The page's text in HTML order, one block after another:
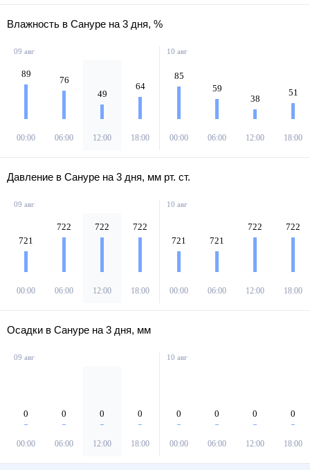
Влажность в Сануре на 3 дня, %
09 авг
89
00:00
76
06:00
49
12:00
64
18:00
10 авг
85
00:00
59
06:00
38
12:00
51
18:00
Давление в Сануре на 3 дня, мм рт. ст.
09 авг
721
00:00
722
06:00
722
12:00
722
18:00
10 авг
721
00:00
721
06:00
722
12:00
722
18:00
Осадки в Сануре на 3 дня, мм
09 авг
0
00:00
0
06:00
0
12:00
0
18:00
10 авг
0
00:00
0
06:00
0
12:00
0
18:00